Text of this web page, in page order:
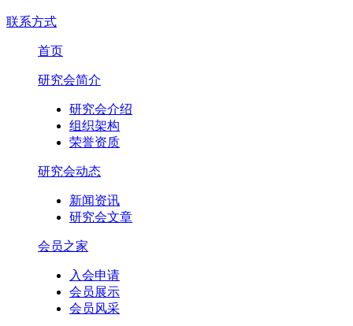
联系方式
首页
研究会简介
研究会介绍
组织架构
荣誉资质
研究会动态
新闻资讯
研究会文章
会员之家
入会申请
会员展示
会员风采